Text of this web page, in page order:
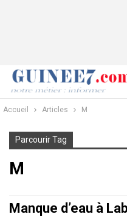
Accueil Articles M
Parcourir Tag
M
Manque d’eau à